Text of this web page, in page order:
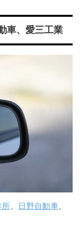
車、愛三工業
所 日野自動車